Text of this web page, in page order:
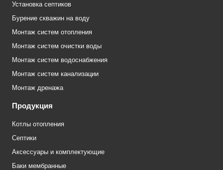
Установка септиков
Бурение скважин на воду
Монтаж систем отопления
Монтаж систем очистки воды
Монтаж систем водоснабжения
Монтаж систем канализации
Монтаж дренажа
Продукция
Котлы отопления
Септики
Аксессуары и комплектующие
Баки мембранные